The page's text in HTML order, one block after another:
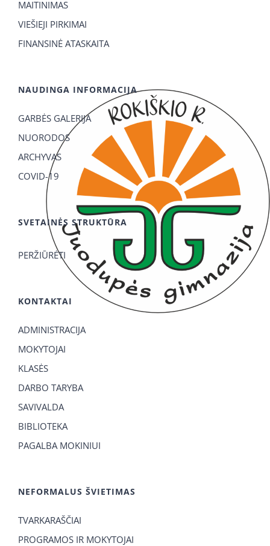
MAITINIMAS
VIEŠIEJI PIRKIMAI
FINANSINĖ ATASKAITA
NAUDINGA INFORMACIJA
GARBĖS GALERIJA
NUORODOS
ARCHYVAS
COVID-19
SVETAINĖS STRUKTŪRA
PERŽIŪRĖTI
KONTAKTAI
ADMINISTRACIJA
MOKYTOJAI
KLASĖS
DARBO TARYBA
SAVIVALDA
BIBLIOTEKA
PAGALBA MOKINIUI
NEFORMALUS ŠVIETIMAS
TVARKARAŠČIAI
PROGRAMOS IR MOKYTOJAI